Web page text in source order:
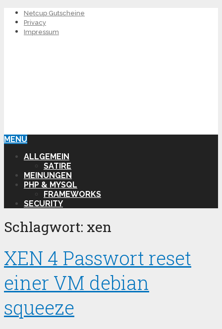
Netcup Gutscheine
Privacy
Impressum
MENU
ALLGEMEIN
SATIRE
MEINUNGEN
PHP & MYSQL
FRAMEWORKS
SECURITY
Schlagwort: xen
XEN 4 Passwort reset
einer VM debian
squeeze